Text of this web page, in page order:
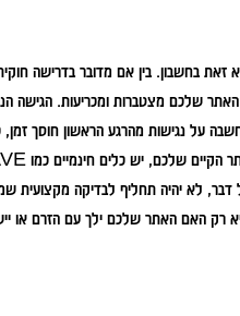
שלכם מצטברות ומכריעות. הגישה
על נגישות מהרגע הראשון חוסך
לא יהיה תחליף לבדיקה מקצועית
רק האם האתר שלכם ילך עם הזרם או